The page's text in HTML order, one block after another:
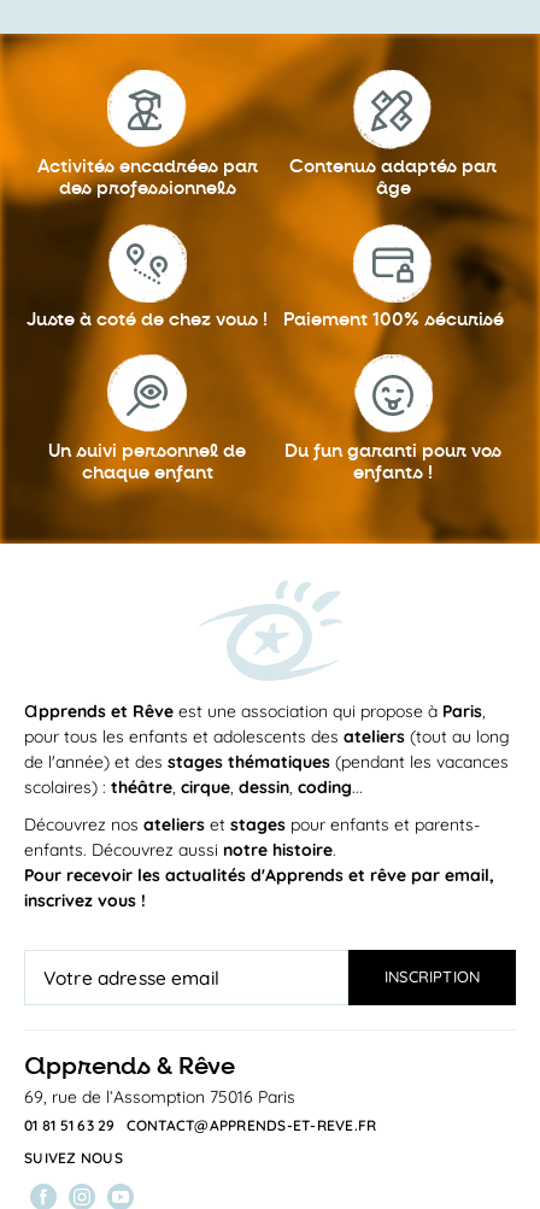
Activités encadrées par
des professionnels
Contenus adaptés par
âge
Juste à coté de chez vous ! Paiement 100% sécurisé
Un suivi personnel de
chaque enfant
Du fun garantipour vos
enfants !
apprends et Rêve est une association qui propose à Paris,
pour tous les enfants et adolescents des ateliers (tout au long
de l'année) et des stages thématiques (pendant les vacances
scolaires) : théâtre, cirque, dessin, coding...
Découvrez nos ateliers et stages pour enfants et parents-
enfants. Découvrez aussi notre histoire.
Pour recevoir les actualités d'Apprends et rêve par email,
inscrivez vous !
apprends & Rêve
69, rue de l’Assomption 75016 Paris
01 81 51 63 29
CONTACT@APPRENDS-ET-REVE.FR
SUIVEZ NOUS